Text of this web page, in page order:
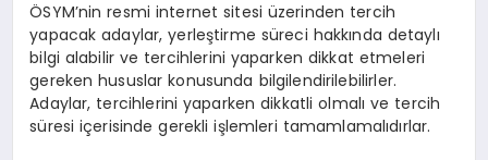
ÖSYM’nin resmi internet sitesi üzerinden tercih
yapacak adaylar, yerleştirme süreci hakkında detaylı
bilgi alabilir ve tercihlerini yaparken dikkat etmeleri
gereken hususlar konusunda bilgilendirilebilirler.
Adaylar, tercihlerini yaparken dikkatli olmalı ve tercih
süresi içerisinde gerekli işlemleri tamamlamalıdırlar.